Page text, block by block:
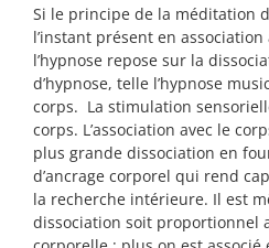
Si le principe de la méditation
l’instant présent en
l’hypnose repose sur la
d’hypnose, telle l’hypnose
corps. La stimulation
corps. L’association avec le
plus grande dissociation en
d’ancrage corporel qui rend
la recherche intérieure. Il est
dissociation soit proportionnel